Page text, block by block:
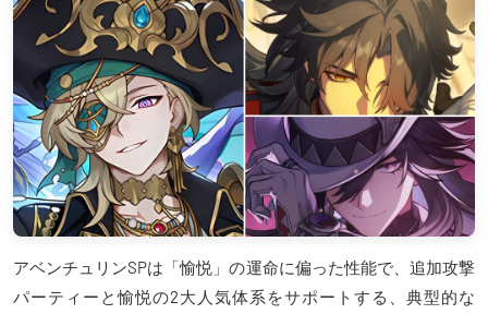
アベンチュリンSPは「愉悦」の運命に偏った性能で、追加攻撃
パーティーと愉悦の2大人気体系をサポートする、典型的な